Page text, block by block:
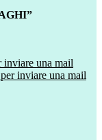
inviare una mail
inviare una mail